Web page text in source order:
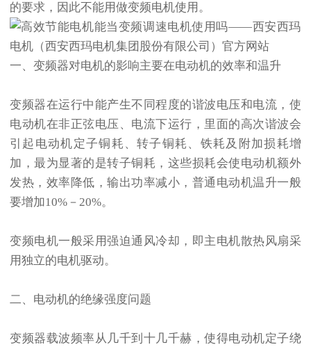
的要求，因此不能用做变频电机使用。
一、变频器对电机的影响主要在电动机的效率和温升
变频器在运行中能产生不同程度的谐波电压和电流，使
电动机在非正弦电压、电流下运行，里面的高次谐波会
引起电动机定子铜耗、转子铜耗、铁耗及附加损耗增
加，最为显著的是转子铜耗，这些损耗会使电动机额外
发热，效率降低，输出功率减小，普通电动机温升一般
要增加10%－20%。
变频电机一般采用强迫通风冷却，即主电机散热风扇采
用独立的电机驱动。
二、电动机的绝缘强度问题
变频器载波频率从几千到十几千赫，使得电动机定子绕